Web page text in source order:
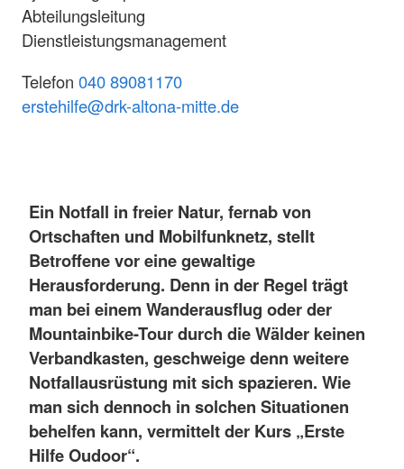
Abteilungsleitung
Dienstleistungsmanagement
Telefon 040 89081170
erstehilfe@drk-altona-mitte.de
Ein Notfall in freier Natur, fernab von
Ortschaften und Mobilfunknetz, stellt
Betroffene vor eine gewaltige
Herausforderung. Denn in der Regel trägt
man bei einem Wanderausflug oder der
Mountainbike-Tour durch die Wälder keinen
Verbandkasten, geschweige denn weitere
Notfallausrüstung mit sich spazieren. Wie
man sich dennoch in solchen Situationen
behelfen kann, vermittelt der Kurs „Erste
Hilfe Oudoor“.